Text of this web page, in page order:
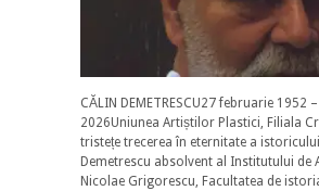
CĂLIN DEMETRESCU27 februarie 1952
2026Uniunea Artiștilor Plastici, Filiala
tristețe trecerea în eternitate a
Demetrescu absolvent al Institutului de
Nicolae Grigorescu, Facultatea de